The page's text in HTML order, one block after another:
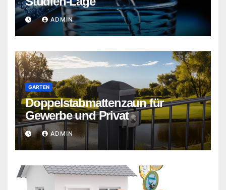
ADMIN
GARTEN
Doppelstabmattenzaun für
Gewerbe und Privat
ADMIN